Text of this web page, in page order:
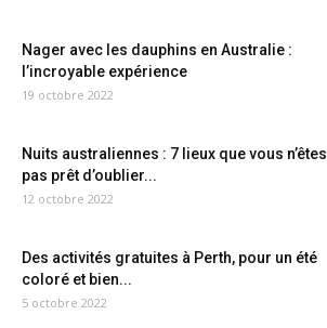
Nager avec les dauphins en Australie :
l’incroyable expérience
19 octobre 2022
Nuits australiennes : 7 lieux que vous n’êtes
pas prêt d’oublier...
12 octobre 2022
Des activités gratuites à Perth, pour un été
coloré et bien...
5 octobre 2022